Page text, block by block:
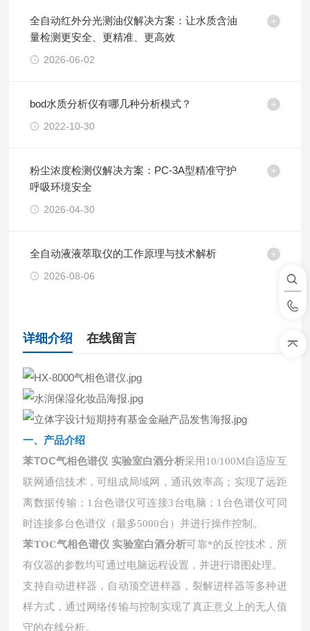
全自动红外分光测油仪解决方案：让水质含油
量检测更安全、更精准、更高效
2026-06-02
bod水质分析仪有哪几种分析模式？
2022-10-30
粉尘浓度检测仪解决方案：PC-3A型精准守护
呼吸环境安全
2026-04-30
全自动液液萃取仪的工作原理与技术解析
2026-08-06
详细介绍 在线留言
一、 产品介绍
苯TOC气相色谱仪 实验室白酒分析采用10/100M自适应互
联网通信技术，可组成局域网，通讯效率高；实现了远距
离数据传输；1台色谱仪可连接3台电脑；1台色谱仪可同
时连接多台色谱仪（最多5000台）并进行操作控制。
苯TOC气相色谱仪 实验室白酒分析可靠*的反控技术，所
有仪器的参数均可通过电脑远程设置，并进行谱图处理。
支持自动进样器，自动顶空进样器，裂解进样器等多种进
样方式，通过网络传输与控制实现了真正意义上的无人值
守的在线分析。